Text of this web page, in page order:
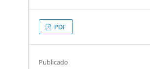
PDF
Publicado